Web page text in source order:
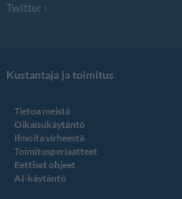
Twitter
Kustantaja ja toimitus
Tietoa meistä
Oikaisukäytäntö
Ilmoita virheestä
Toimitusperiaatteet
Eettiset ohjeet
AI-käytäntö